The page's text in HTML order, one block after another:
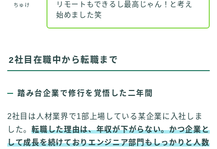
ちゅけ
リモートもできるし最高じゃん！と考え
始めました笑
2社目在職中から転職まで
踏み台企業で修行を覚悟した二年間
2社目は人材業界で1部上場している某企業に入社しま
した。転職した理由は、年収が下がらない。かつ企業と
して成長を続けておりエンジニア部門もしっかりと人数